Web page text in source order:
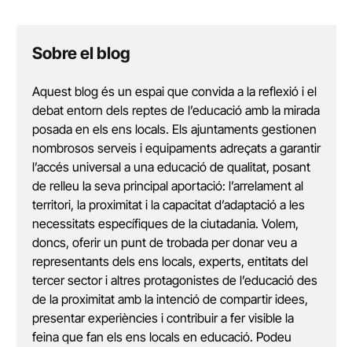
Sobre el blog
Aquest blog és un espai que convida a la reflexió i el
debat entorn dels reptes de l’educació amb la mirada
posada en els ens locals. Els ajuntaments gestionen
nombrosos serveis i equipaments adreçats a garantir
l’accés universal a una educació de qualitat, posant
de relleu la seva principal aportació: l’arrelament al
territori, la proximitat i la capacitat d’adaptació a les
necessitats específiques de la ciutadania. Volem,
doncs, oferir un punt de trobada per donar veu a
representants dels ens locals, experts, entitats del
tercer sector i altres protagonistes de l’educació des
de la proximitat amb la intenció de compartir idees,
presentar experiències i contribuir a fer visible la
feina que fan els ens locals en educació. Podeu